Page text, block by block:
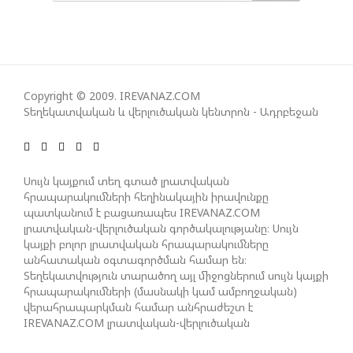
ԿԵՆՏՐՈՆԱԿԱՆ ԱՍԻԱՅԻ ԵՐԿՐՆԵՐԸ ԵՎ
ԴԵՐԸ ՏԱՐԱԾԱՇՐՋԱՆՈՒՄ
ՉԵՉԵԼԱՇՎԻԼԻՆ ԱԴՐԲԵՋԱՆ-ԳԵՐՄԱՆԻԱ ԵՐԿԿՈՂՄ
ՌԱԶՄԱՎԱՐԱԿԱՆ ԳՈՐԾԸՆԿԵՐՈՒԹՅԱՆ ՄԱՍԻՆ
ՈՒԿՐԱԻՆԱՅՈՒՄ ԱԴՐԲԵՋԱՆԱԿԱՆ ՍՓՅՈՒՌՔԻ
ԱԿՏԻՎԻՍՏԻ ՈՐԴԻՆ ՆՇԱՆԱԿՎԵԼ Է ԿԻևԻ ՄԱՐԶԻ
Copyright © 2009. IREVANAZ.COM
Տեղեկատվական և վերլուծական կենտրոն - Ադրբեջան
Սույն կայքում տեղ գտած լրատվական
հրապարակումների հեղինակային իրավունքը
պատկանում է բացառապես IREVANAZ.COM
լրատվական-վերլուծական գործակալությանը։ Սույն
կայքի բոլոր լրատվական հրապարակումները
անհատական օգտագործման համար են։
Տեղեկատվություն տարածող այլ միջոցներում սույն կայքի
հրապարակումների (մասնակի կամ ամբողջական)
վերահրապարկման համար անհրաժեշտ է
IREVANAZ.COM լրատվական-վերլուծական